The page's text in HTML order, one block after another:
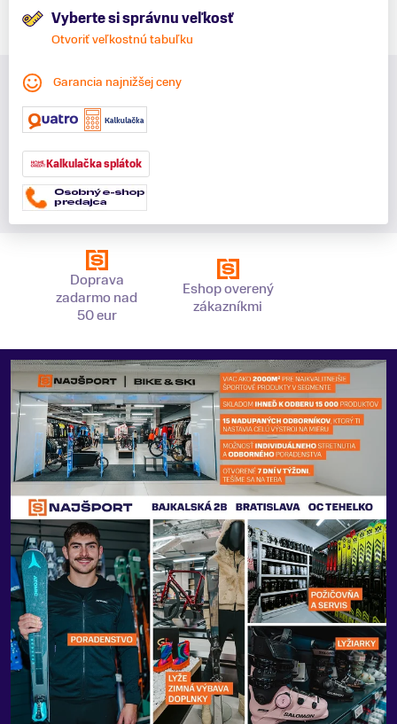
Vyberte si správnu veľkosť
Otvoriť veľkostnú tabuľku
Garancia najnižšej ceny
Kalkulačka splátok
Doprava
zadarmo nad
50 eur
Eshop overený
zákazníkmi